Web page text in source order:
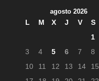
agosto 2026
L M X J V S
1
3
4 5 6 7 8
10
11 12 13 14 15